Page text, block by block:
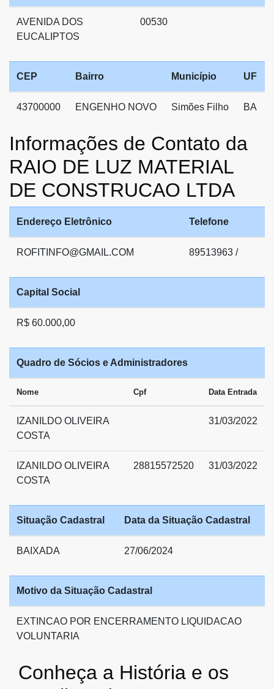
AVENIDA DOS
EUCALIPTOS
00530
CEP Bairro Município UF
43700000 ENGENHO NOVO Simões Filho BA
Informações de Contato da
RAIO DE LUZ MATERIAL
DE CONSTRUCAO LTDA
Endereço Eletrônico Telefone
ROFITINFO@GMAIL.COM 89513963 /
Capital Social
R$ 60.000,00
Quadro de Sócios e Administradores
Nome Cpf Data Entrada
IZANILDO OLIVEIRA
COSTA
31/03/2022
IZANILDO OLIVEIRA
COSTA
28815572520 31/03/2022
Situação Cadastral Data da Situação Cadastral
BAIXADA 27/06/2024
Motivo da Situação Cadastral
EXTINCAO POR ENCERRAMENTO LIQUIDACAO
VOLUNTARIA
Conheça a História e os